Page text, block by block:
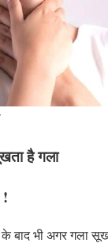
है गला
!
के बाद भी अगर गला